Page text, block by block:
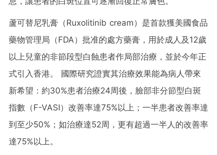
蘆可替尼乳膏（Ruxolitinib cream）是首款獲美國食品
藥物管理局（FDA）批准的處方藥膏，用於成人及12歲
以上兒童的非節段型白蝕患者作局部治療，並於今年正
式引入香港。 國際研究證實其治療效果能為病人帶來
新希望：約30%患者治療24周後，臉部非分節型白斑
指數（F-VASI）改善率達75%以上；一半患者改善率達
到至少50%；如治療達52周，更有超過一半人的改善率
達75%以上。